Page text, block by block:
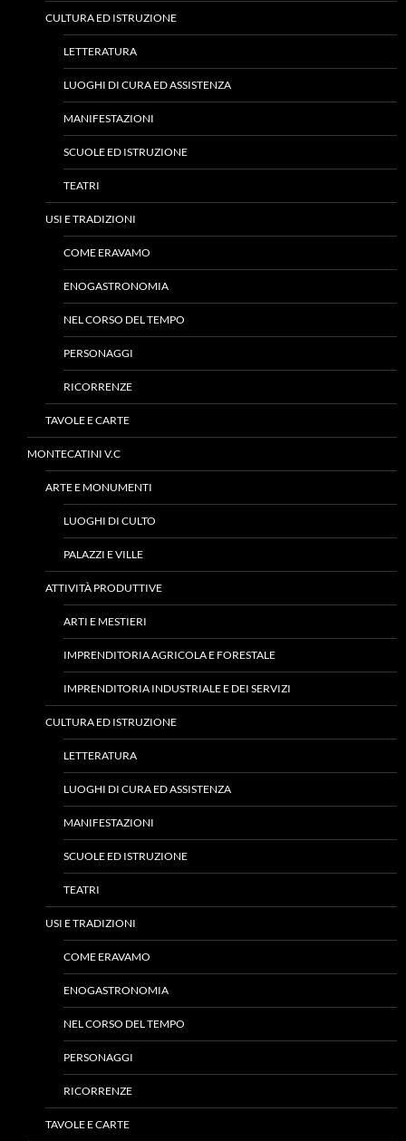
CULTURA ED ISTRUZIONE
LETTERATURA
LUOGHI DI CURA ED ASSISTENZA
MANIFESTAZIONI
SCUOLE ED ISTRUZIONE
TEATRI
USI E TRADIZIONI
COME ERAVAMO
ENOGASTRONOMIA
NEL CORSO DEL TEMPO
PERSONAGGI
RICORRENZE
TAVOLE E CARTE
MONTECATINI V.C
ARTE E MONUMENTI
LUOGHI DI CULTO
PALAZZI E VILLE
ATTIVITÀ PRODUTTIVE
ARTI E MESTIERI
IMPRENDITORIA AGRICOLA E FORESTALE
IMPRENDITORIA INDUSTRIALE E DEI SERVIZI
CULTURA ED ISTRUZIONE
LETTERATURA
LUOGHI DI CURA ED ASSISTENZA
MANIFESTAZIONI
SCUOLE ED ISTRUZIONE
TEATRI
USI E TRADIZIONI
COME ERAVAMO
ENOGASTRONOMIA
NEL CORSO DEL TEMPO
PERSONAGGI
RICORRENZE
TAVOLE E CARTE